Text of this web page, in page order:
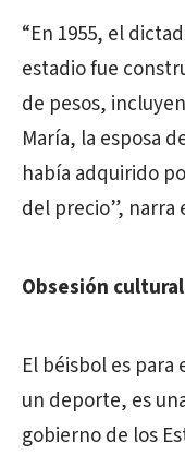
“En 1955, el
estadio fue
de pesos,
María, la esposa
había adquirido
del precio”, narra
Obsesión
El béisbol es
un deporte, es
gobierno de los